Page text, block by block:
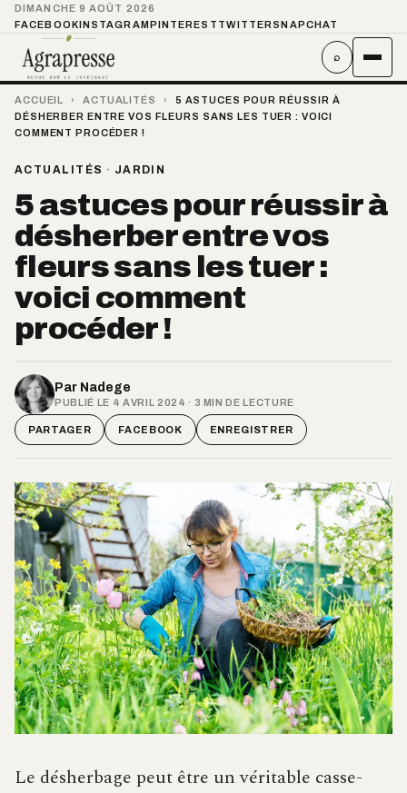
DIMANCHE 9 AOÛT 2026
FACEBOOKINSTAGRAMPINTEREST TWITTER SNAPCHAT
⌕
ACCUEIL › ACTUALITÉS ›
5 ASTUCES POUR RÉUSSIR À
DÉSHERBER ENTRE VOS FLEURS SANS LES TUER : VOICI
COMMENT PROCÉDER !
ACTUALITÉS · JARDIN
5 astuces pour réussir à
désherber entre vos
fleurs sans les tuer :
voici comment
procéder !
Par Nadege
PUBLIÉ LE 4 AVRIL 2024 · 3 MIN DE LECTURE
PARTAGER FACEBOOK ENREGISTRER
Le désherbage peut être un véritable casse-